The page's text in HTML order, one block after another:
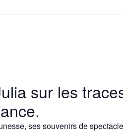
sur les
ses souvenirs de